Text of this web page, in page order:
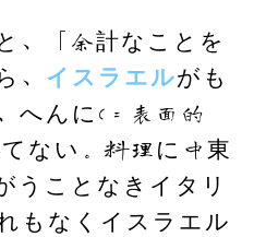
、「余計なことを
、 イスラエルがも
へんに(＝表面的
ない。料理に中東
うことなきイタリ
もなくイスラエル